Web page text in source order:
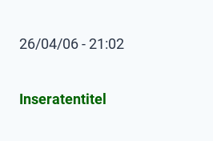
26/04/06 - 21:02
Inseratentitel